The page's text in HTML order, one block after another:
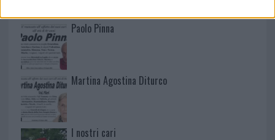
Paolo Pinna
Martina Agostina Diturco
I nostri cari